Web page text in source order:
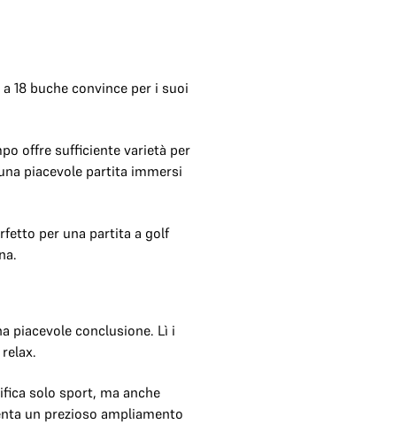
18 buche convince per i suoi
offre sufficiente varietà per
piacevole partita immersi
per una partita a golf
piacevole conclusione. Lì i
solo sport, ma anche
un prezioso ampliamento